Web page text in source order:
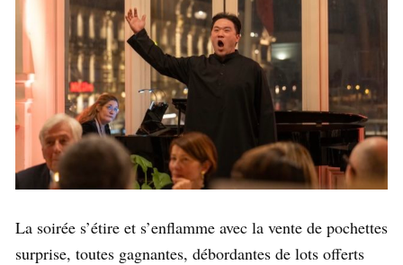
La soirée s’étire et s’enflamme avec la vente de pochettes
surprise, toutes gagnantes, débordantes de lots offerts